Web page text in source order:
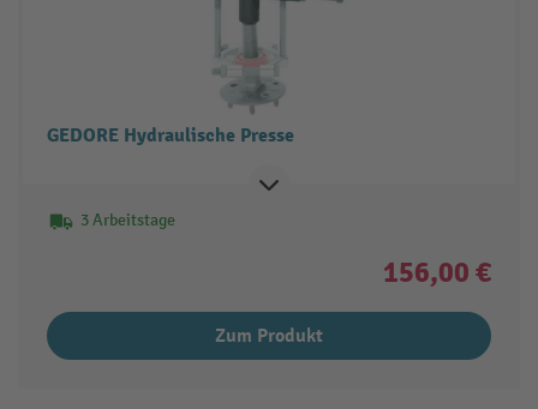
GEDORE Hydraulische Presse
3 Arbeitstage
156,00 €
Zum Produkt